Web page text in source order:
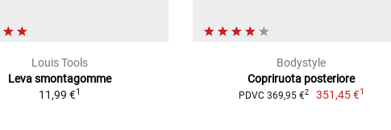
Louis Tools
Leva smontagomme
11,99 €1
Bodystyle
Copriruota posteriore
PDVC 369,95 €2 351,45 €1